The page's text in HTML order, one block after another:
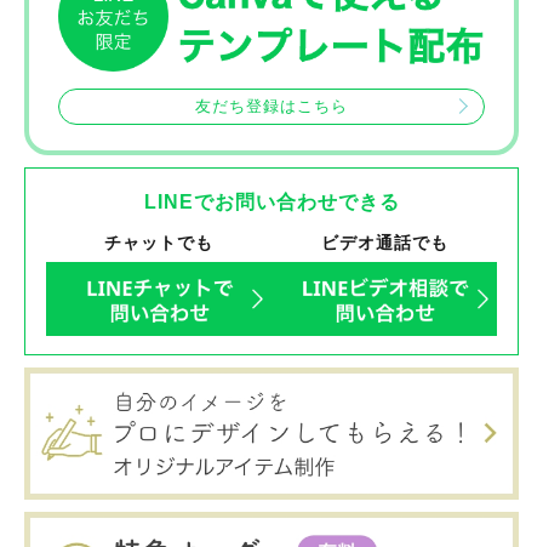
友だち登録はこちら
LINEでお問い合わせできる
チャットでも ビデオ通話でも